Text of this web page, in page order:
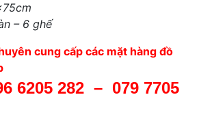
– 6 ghế
cung cấp các mặt hàng đồ
6205 282 – 079 7705